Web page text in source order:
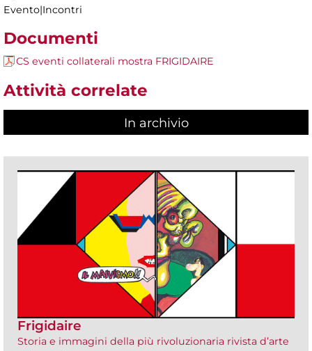
Evento|Incontri
Documenti
CS eventi collaterali mostra FRIGIDAIRE
Attività correlate
In archivio
Frigidaire
Storia e immagini della più rivoluzionaria rivista d’arte